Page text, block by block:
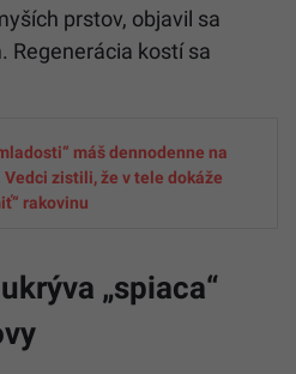
prstov, objavil sa
Regenerácia kostí sa
máš dennodenne na
zistili, že v tele dokáže
rakovinu
„spiaca“